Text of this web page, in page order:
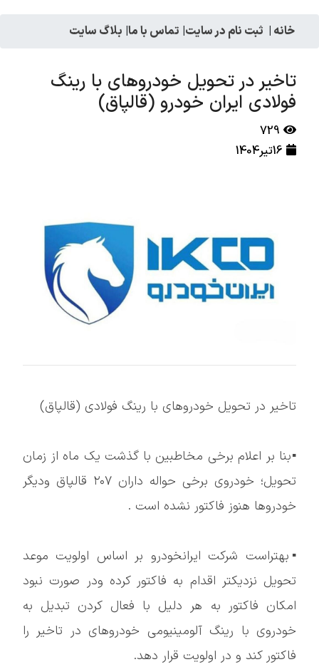
خانه | ثبت نام در سایت| تماس با ما| بلاگ سایت
تاخیر در تحویل خودروهای با رینگ
فولادی ایران خودرو (قالپاق)
729
16تیر1404
تاخیر در تحویل خودروهای با رینگ فولادی (قالپاق)
▪️بنا بر اعلام برخی مخاطبین با گذشت یک ماه از زمان
تحویل؛ خودروی برخی حواله داران ۲۰۷ قالپاق ودیگر
خودروها هنوز فاکتور نشده است .
▪️بهتراست شرکت ایرانخودرو بر اساس اولویت موعد
تحویل نزدیکتر اقدام به فاکتور کرده ودر صورت نبود
امکان فاکتور به هر دلیل با فعال کردن تبدیل به
خودروی با رینگ آلومینیومی خودروهای در تاخیر را
فاکتور کند و در اولویت قرار دهد.